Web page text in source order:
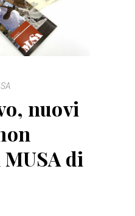
nuovi
di